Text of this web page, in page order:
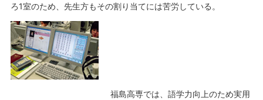
ろ1室のため、先生方もその割り当てには苦労している。
福島高専では、語学力向上のため実用